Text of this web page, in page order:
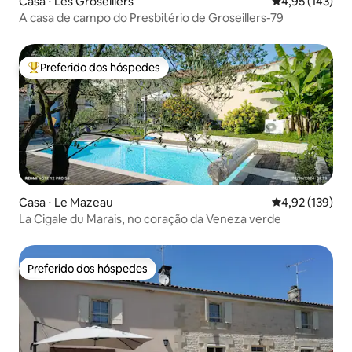
A casa de campo do Presbitério de Groseillers-79
Entre os melhores preferidos dos hóspedes
Preferido dos hóspedes
Casa ⋅ Le Mazeau 4,92 de uma
4,92 (139)
La Cigale du Marais, no coração da Veneza verde
Preferido dos hóspedes
Preferido dos hóspedes